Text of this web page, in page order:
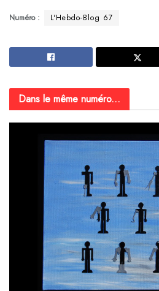
Numéro : L'Hebdo-Blog 67
Dans le même numéro...